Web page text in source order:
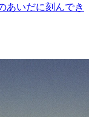
あいだに刻んでき